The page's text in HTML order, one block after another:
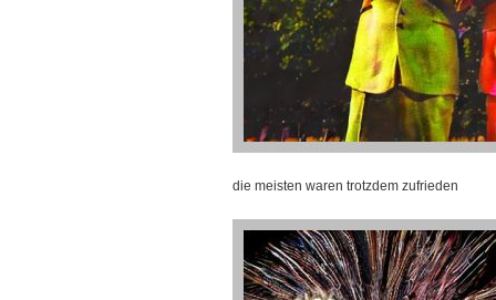
die meisten waren trotzdem zufrieden